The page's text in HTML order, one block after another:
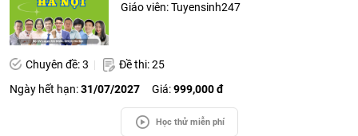
Giáo viên: Tuyensinh247
Chuyên đề: 3
Đề thi: 25
Ngày hết hạn:31/07/2027 Giá:999,000 đ
Học thử miễn phí